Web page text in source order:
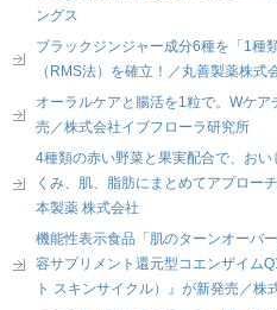
ングス
ブラックジンジャー成分6種を「1種
（RMS法）を確立！／丸善製薬株式
オーラルケアと腸活を1粒で。Wケ
売／株式会社イブフローラ研究所
4種類の赤い野菜と果実配合で、お
くみ、肌、脂肪にまとめてアプロー
本製薬 株式会社
機能性表示食品「肌のターンオーバ
容サプリメント還元型コエンザイム
ト スキンサイクル）』が新発売／株